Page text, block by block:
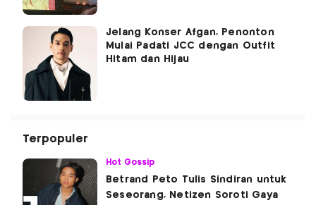
Jelang Konser Afgan, Penonton
Mulai Padati JCC dengan Outfit
Hitam dan Hijau
Terpopuler
Hot Gossip
Betrand Peto Tulis Sindiran untuk
Seseorang, Netizen Soroti Gaya